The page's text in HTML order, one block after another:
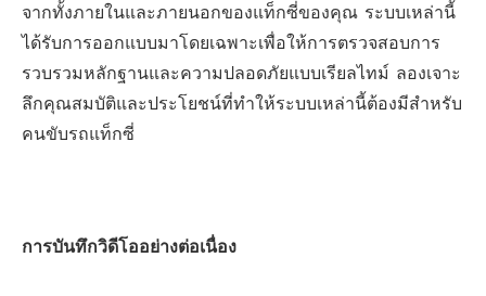
จากทั้งภายในและภายนอกของแท็กซี่ของคุณ ระบบเหล่านี้
ได้รับการออกแบบมาโดยเฉพาะเพื่อให้การตรวจสอบการ
รวบรวมหลักฐานและความปลอดภัยแบบเรียลไทม์ ลองเจาะ
ลึกคุณสมบัติและประโยชน์ที่ทำให้ระบบเหล่านี้ต้องมีสำหรับ
คนขับรถแท็กซี่
การบันทึกวิดีโออย่างต่อเนื่อง